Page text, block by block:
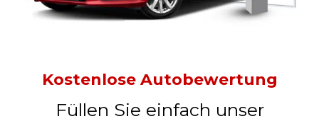
Kostenlose Autobewertung
Füllen Sie einfach unser